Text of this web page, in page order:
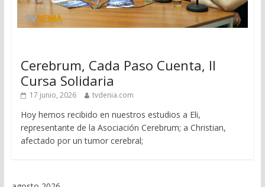
Cerebrum, Cada Paso Cuenta, II
Cursa Solidaria
17 junio, 2026 tvdenia.com
Hoy hemos recibido en nuestros estudios a Eli,
representante de la Asociación Cerebrum; a Christian,
afectado por un tumor cerebral;